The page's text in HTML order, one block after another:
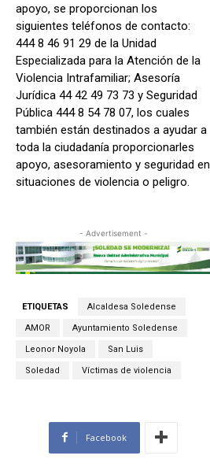
apoyo, se proporcionan los
siguientes teléfonos de contacto:
444 8 46 91 29 de la Unidad
Especializada para la Atención de la
Violencia Intrafamiliar; Asesoría
Jurídica 44 42 49 73 73 y Seguridad
Pública 444 8 54 78 07, los cuales
también están destinados a ayudar a
toda la ciudadanía proporcionarles
apoyo, asesoramiento y seguridad en
situaciones de violencia o peligro.
- Advertisement -
ETIQUETAS Alcaldesa Soledense
AMOR Ayuntamiento Soledense
Leonor Noyola San Luis
Soledad Víctimas de violencia
Facebook